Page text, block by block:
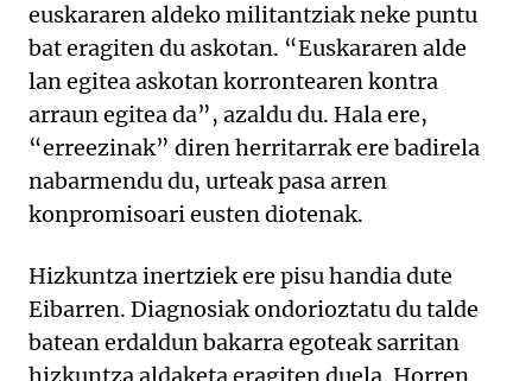
euskararen aldeko militantziak neke puntu
bat eragiten du askotan. “Euskararen alde
lan egitea askotan korrontearen kontra
arraun egitea da”, azaldu du. Hala ere,
“erreezinak” diren herritarrak ere badirela
nabarmendu du, urteak pasa arren
konpromisoari eusten diotenak.
Hizkuntza inertziek ere pisu handia dute
Eibarren. Diagnosiak ondorioztatu du talde
batean erdaldun bakarra egoteak sarritan